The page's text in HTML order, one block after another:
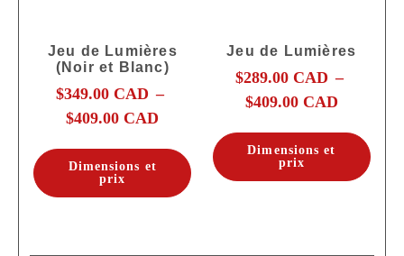
Jeu de Lumières
(Noir et Blanc)
$349.00 CAD –
$409.00 CAD
Dimensions et
prix
Jeu de Lumières
$289.00 CAD –
$409.00 CAD
Dimensions et
prix